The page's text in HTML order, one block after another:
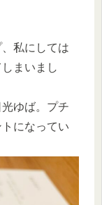
私にしては
まいまし
ゆば。プチ
になってい